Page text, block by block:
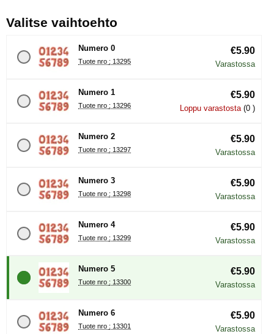
Valitse vaihtoehto
Numero 0
Tuote nro : 13295
€5.90
Varastossa
Numero 1
Tuote nro : 13296
€5.90
Loppu varastosta (0 )
Numero 2
Tuote nro : 13297
€5.90
Varastossa
Numero 3
Tuote nro : 13298
€5.90
Varastossa
Numero 4
Tuote nro : 13299
€5.90
Varastossa
Numero 5
Tuote nro : 13300
€5.90
Varastossa
Numero 6
Tuote nro : 13301
€5.90
Varastossa